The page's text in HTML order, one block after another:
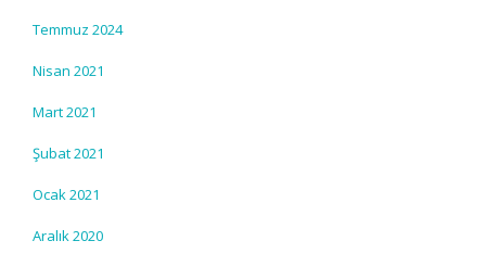
Temmuz 2024
Nisan 2021
Mart 2021
Şubat 2021
Ocak 2021
Aralık 2020